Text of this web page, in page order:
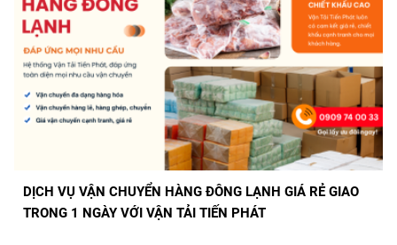
DỊCH VỤ VẬN CHUYỂN HÀNG ĐÔNG LẠNH GIÁ RẺ GIAO
TRONG 1 NGÀY VỚI VẬN TẢI TIẾN PHÁT